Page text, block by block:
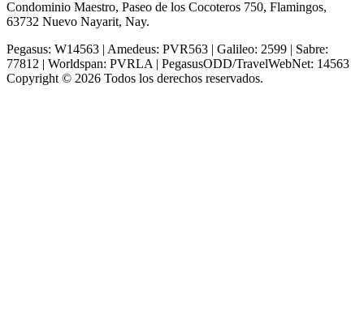
Condominio Maestro, Paseo de los Cocoteros 750, Flamingos,
63732 Nuevo Nayarit, Nay.
Pegasus: W14563 | Amedeus: PVR563 | Galileo: 2599 | Sabre:
77812 | Worldspan: PVRLA | PegasusODD/TravelWebNet: 14563
Copyright © 2026 Todos los derechos reservados.